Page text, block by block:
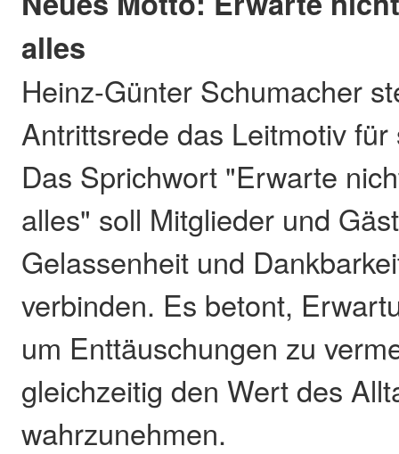
alles
Heinz-Günter Schumacher
Antrittsrede das Leitmotiv
Das Sprichwort "Erwarte
alles" soll Mitglieder und
Gelassenheit und
verbinden. Es betont,
um Enttäuschungen zu
gleichzeitig den Wert des
wahrzunehmen.